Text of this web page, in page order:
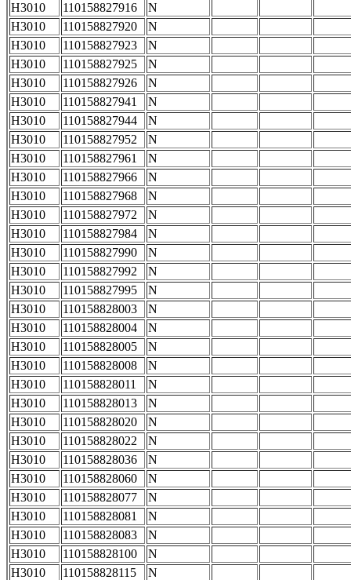
H3010
110158827916
N
H3010
110158827920
N
H3010
110158827923
N
H3010
110158827925
N
H3010
110158827926
N
H3010
110158827941
N
H3010
110158827944
N
H3010
110158827952
N
H3010
110158827961
N
H3010
110158827966
N
H3010
110158827968
N
H3010
110158827972
N
H3010
110158827984
N
H3010
110158827990
N
H3010
110158827992
N
H3010
110158827995
N
H3010
110158828003
N
H3010
110158828004
N
H3010
110158828005
N
H3010
110158828008
N
H3010
110158828011
N
H3010
110158828013
N
H3010
110158828020
N
H3010
110158828022
N
H3010
110158828036
N
H3010
110158828060
N
H3010
110158828077
N
H3010
110158828081
N
H3010
110158828083
N
H3010
110158828100
N
H3010
110158828115
N